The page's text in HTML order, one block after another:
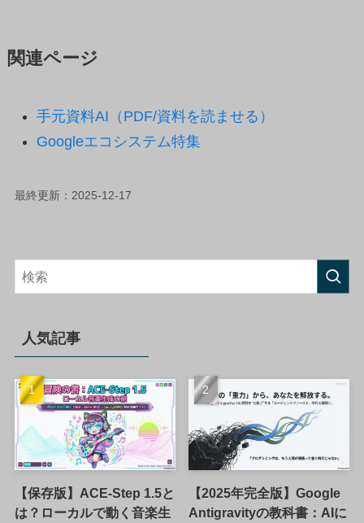
関連ページ
手元資料AI（PDF/資料を読ませる）
Googleエコシステム特集
最終更新：2025-12-17
人気記事
【保存版】ACE-Step 1.5と
は？ローカルで動く音楽生
【2025年完全版】Google
Antigravityの教科書：AIに